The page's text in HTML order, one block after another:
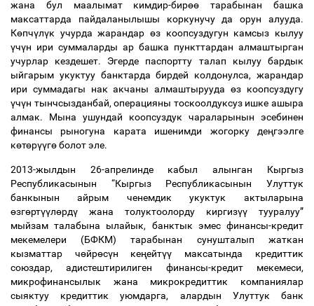
жана бул маалымат кимдир-бирөө тарабынан башка
максаттарда пайдаланылышы коркунучу да орун алууда.
Көпчүлүк учурда жарандар өз коопсуздугун камсыз кылуу
үчүн ири суммаларды ар башка пункттардан алмаштырган
учурлар кездешет. Эгерде паспортту талап кылуу бардык
ыйгарым укуктуу банктарда бирдей колдонулса, жарандар
ири суммадагы нак акчаны алмаштыруудаөз коопсуздугу
үчүн тынчсызданбай, операцияны тоскоолдуксуз ишке ашыра
алмак. Мына ушундай коопсуздук чараларынын эсебинен
финансы рыногуна карата ишенимди жогорку деңгээлге
көтөрүүгөболот эле.
2013-жылдын 26-апрелинде кабыл алынган Кыргыз
Республикасынын “Кыргыз Республикасынын Улуттук
банкынын айрым ченемдик укуктук актыларына
өзгөртүүлөрдү жана толуктоолорду киргизүү тууралуу”
мыйзам талабына ылайык, банктык эмес финансы-кредит
мекемелери (БФКМ) тарабынан сунушталып жаткан
кызматтар чөйрөсүн кеңейтүү максатында кредиттик
союздар, адистештирилиген финансы-кредит мекемеси,
микрофинансылык жана микрокредиттик компаниялар
сыяктуу кредиттик уюмдарга, алардын Улуттук банк